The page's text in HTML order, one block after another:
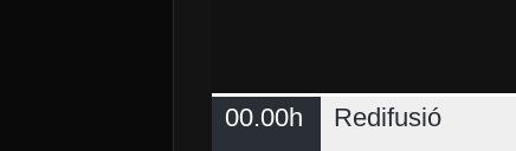
Dijous 06
00.00h Redifusió